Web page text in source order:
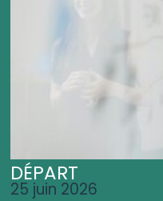
DÉPART
25 juin 2026